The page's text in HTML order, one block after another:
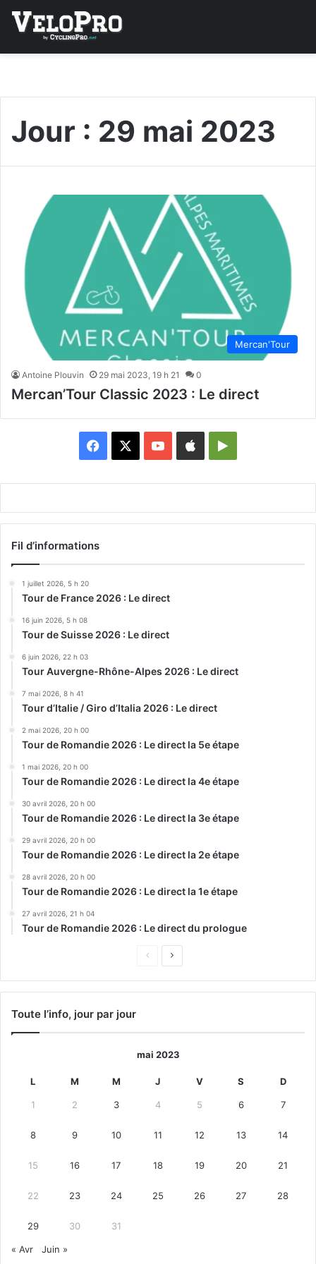
Jour : 29 mai 2023
Mercan'Tour
Antoine Plouvin 29 mai 2023, 19 h 21 0
Mercan’Tour Classic 2023 : Le direct
Facebook YouTubeAppleGoogle
Fil d’informations
1 juillet 2026, 5 h 20
Tour de France 2026 : Le direct
16 juin 2026, 5 h 08
Tour de Suisse 2026 : Le direct
6 juin 2026, 22 h 03
Tour Auvergne-Rhône-Alpes 2026 : Le direct
7 mai 2026, 8 h 41
Tour d’Italie / Giro d’Italia 2026 : Le direct
2 mai 2026, 20 h 00
Tour de Romandie 2026 : Le direct la 5e étape
1 mai 2026, 20 h 00
Tour de Romandie 2026 : Le direct la 4e étape
30 avril 2026, 20 h 00
Tour de Romandie 2026 : Le direct la 3e étape
29 avril 2026, 20 h 00
Tour de Romandie 2026 : Le direct la 2e étape
28 avril 2026, 20 h 00
Tour de Romandie 2026 : Le direct la 1e étape
27 avril 2026, 21 h 04
Tour de Romandie 2026 : Le direct du prologue
Page
Page
Toute l’info, jour par jour
mai 2023
L M M J V S D
1 2 3 4 5 6 7
8 9 10 11 12 13 14
15 16 17 18 19 20 21
22 23 24 25 26 27 28
29 30 31
« Avr Juin »